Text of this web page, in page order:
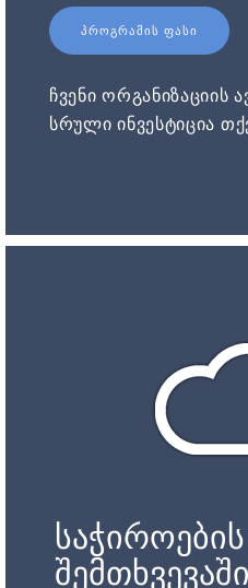
ᲞᲠᲝᲒᲠᲐᲛᲘᲡ ᲤᲐᲡᲘ
ჩვენი ორგანიზაციის
სრული ინვესტიცია
საჭიროების